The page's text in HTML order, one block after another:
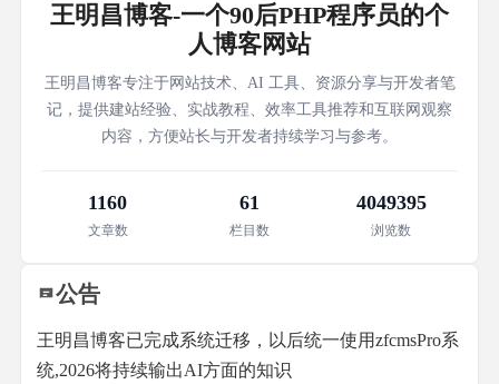
王明昌博客-一个90后PHP程序员的个
人博客网站
王明昌博客专注于网站技术、AI 工具、资源分享与开发者笔
记，提供建站经验、实战教程、效率工具推荐和互联网观察
内容，方便站长与开发者持续学习与参考。
1160
文章数
61
栏目数
4049395
浏览数
公告
王明昌博客已完成系统迁移，以后统一使用zfcmsPro系
统,2026将持续输出AI方面的知识